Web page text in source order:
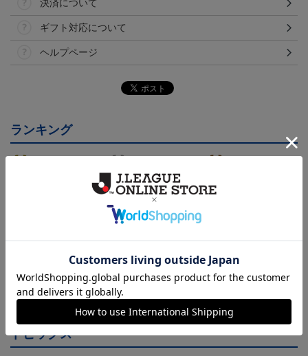
決済について
ギフト対応について
ヘルプページ
ランキング
26/27オーセンティックユ
ニフォーム半袖（FP1st）
18,700円～23,760円
26/27オーセンティックユ
ニフォーム半袖（FP2n
d）
18,700円～23,760円
26/27オーセンティックユ
トピックス